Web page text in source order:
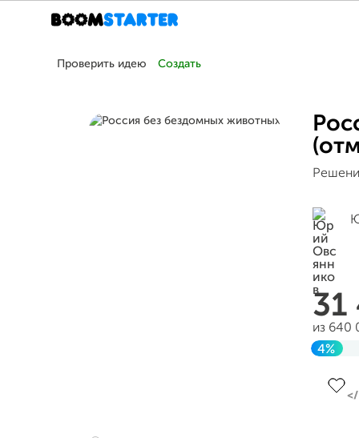
Проверить идею Создать
из 640
4%